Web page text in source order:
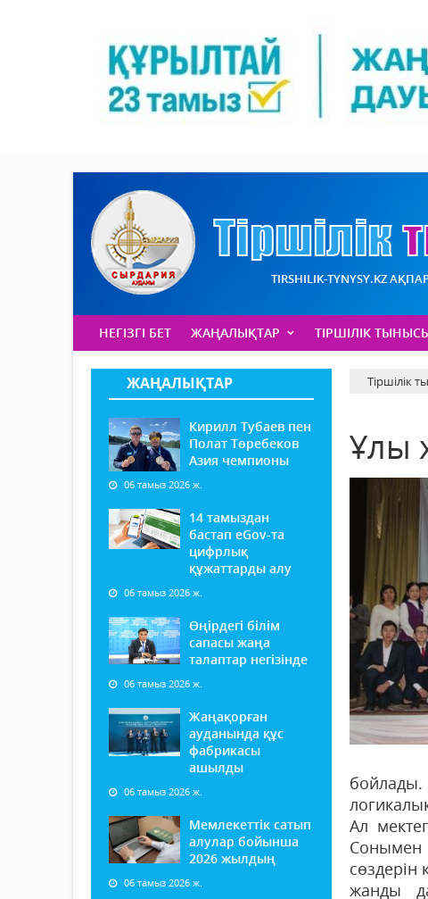
TIRSHILIK-TYNYSY.KZ
НЕГІЗГІ БЕТ ЖАҢАЛЫҚТАР ТІРШІЛІК
ЖАҢАЛЫҚТАР
Кирилл Тубаев пен
Полат Төребеков
Азия чемпионы
06 тамыз 2026 ж.
14 тамыздан
бастап еGov-та
цифрлық
құжаттарды алу
06 тамыз 2026 ж.
Өңірдегі білім
сапасы жаңа
талаптар негізінде
06 тамыз 2026 ж.
Жаңақорған
ауданында құс
фабрикасы
ашылды
06 тамыз 2026 ж.
Мемлекеттік сатып
алулар бойынша
2026 жылдың
06 тамыз 2026 ж.
Тіршілік
Ұлы
Ал
Сонымен
сөздерін
жанды